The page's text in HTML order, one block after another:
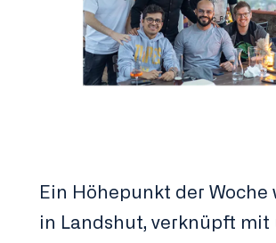
Ein Höhepunkt der
in Landshut, verknüpft